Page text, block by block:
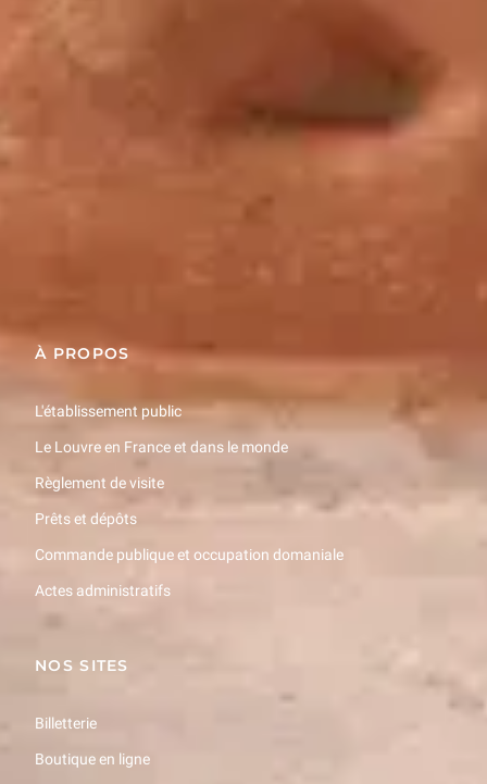
œuvres, du musée, du palais.
À PROPOS
L'établissement public
Le Louvre en France et dans le monde
Règlement de visite
Prêts et dépôts
Commande publique et occupation domaniale
Actes administratifs
NOS SITES
Billetterie
Boutique en ligne